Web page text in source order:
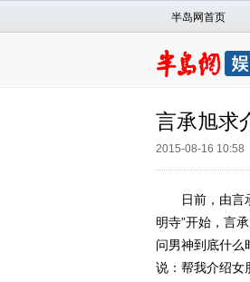
半岛网首页
言承旭求
2015-08-16 10:58
日前，由言承
明寺”开始，言
问男神到底什么
说：帮我介绍女